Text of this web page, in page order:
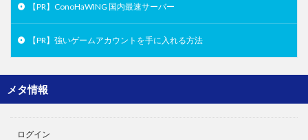
【PR】ConoHaWING 国内最速サーバー
【PR】強いゲームアカウントを手に入れる方法
メタ情報
ログイン